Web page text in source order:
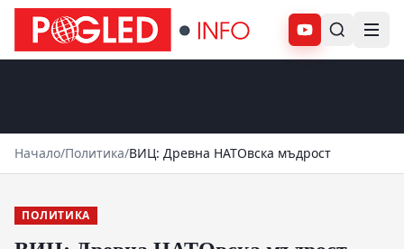
Абонирай се
Начало/Политика/ВИЦ: Древна НАТОвска мъдрост
ПОЛИТИКА